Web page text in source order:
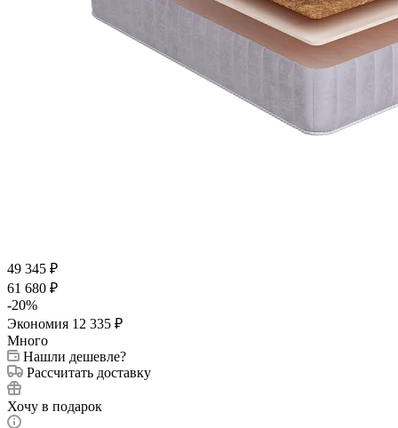
49 345 ₽
61 680 ₽
-20%
Экономия 12 335 ₽
Много
Нашли дешевле?
Рассчитать доставку
Хочу в подарок